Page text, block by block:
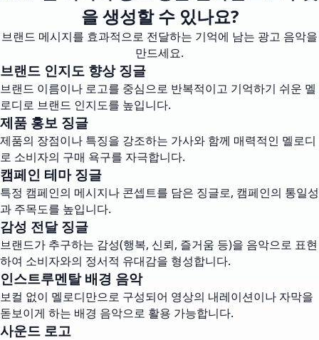
을 생성할 수 있나요?
브랜드 메시지를 효과적으로 전달하는 기억에 남는 광고 음악을
만드세요.
브랜드 인지도 향상 징글
브랜드 이름이나 로고를 중심으로 반복적이고 기억하기 쉬운 멜
로디로 브랜드 인지도를 높입니다.
제품 홍보 징글
제품의 장점이나 특징을 강조하는 가사와 함께 매력적인 멜로디
로 소비자의 구매 욕구를 자극합니다.
캠페인 테마 징글
특정 캠페인의 메시지나 콘셉트를 담은 징글로, 캠페인의 통일성
과 주목도를 높입니다.
감성 전달 징글
브랜드가 추구하는 감성(행복, 신뢰, 즐거움 등)을 음악으로 표현
하여 소비자와의 정서적 유대감을 형성합니다.
인스트루멘탈 배경 음악
보컬 없이 멜로디만으로 구성되어 영상의 내레이션이나 자막을
돋보이게 하는 배경 음악으로 활용 가능합니다.
사운드 로고